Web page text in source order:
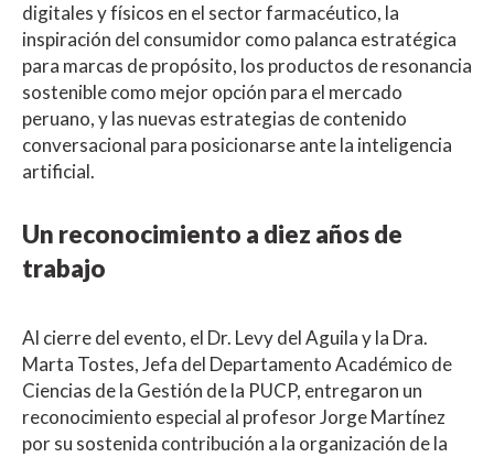
digitales y físicos en el sector farmacéutico, la
inspiración del consumidor como palanca estratégica
para marcas de propósito, los productos de resonancia
sostenible como mejor opción para el mercado
peruano, y las nuevas estrategias de contenido
conversacional para posicionarse ante la inteligencia
artificial.
Un reconocimiento a diez años de
trabajo
Al cierre del evento, el Dr. Levy del Aguila y la Dra.
Marta Tostes, Jefa del Departamento Académico de
Ciencias de la Gestión de la PUCP, entregaron un
reconocimiento especial al profesor Jorge Martínez
por su sostenida contribución a la organización de la